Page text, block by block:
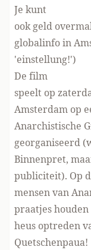
Je kunt
ook geld
globalinfo in
'einstellung!')
De film
speelt op
Amsterdam op
Anarchistische
georganiseerd
Binnenpret,
publiciteit). Op
mensen van
praatjes houden
heus optreden
Quetschenpaua!